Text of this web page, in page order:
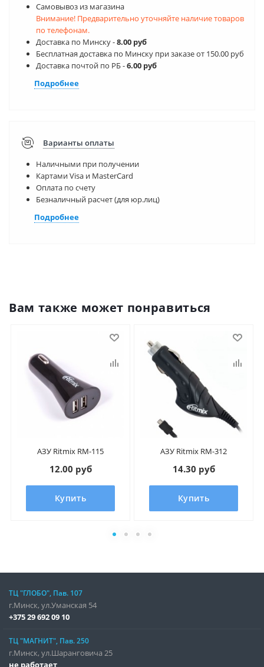
Самовывоз из магазина
Внимание! Предварительно уточняйте наличие товаров
по телефонам.
Доставка по Минску -8.00 руб
Бесплатная доставка по Минску при заказе от 150.00 руб
Доставка почтой по РБ -6.00 руб
Подробнее
Варианты оплаты
Наличными при получении
Картами Visa и MasterCard
Оплата по счету
Безналичный расчет (для юр.лиц)
Подробнее
Вам также может понравиться
АЗУ Ritmix RM-115
12.00 руб
Купить
АЗУ Ritmix RM-312
14.30 руб
Купить
ТЦ "ГЛОБО", Пав. 107
г.Минск, ул.Уманская 54
+375 29 692 09 10
ТЦ "МАГНИТ", Пав. 250
г.Минск, ул.Шаранговича 25
не работает